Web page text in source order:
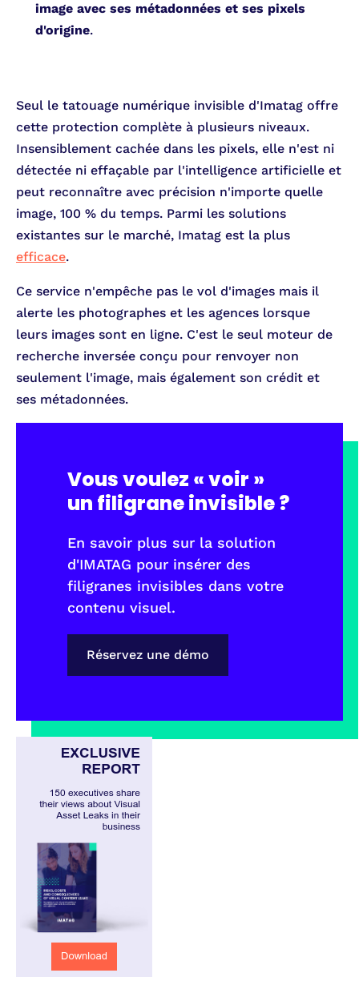
image avec ses métadonnées et ses pixels
d'origine.
Seul le tatouage numérique invisible d'Imatag offre
cette protection complète à plusieurs niveaux.
Insensiblement cachée dans les pixels, elle n'est ni
détectée ni effaçable par l'intelligence artificielle et
peut reconnaître avec précision n'importe quelle
image, 100 % du temps. Parmi les solutions
existantes sur le marché, Imatag est la plus
efficace.
Ce service n'empêche pas le vol d'images mais il
alerte les photographes et les agences lorsque
leurs images sont en ligne. C'est le seul moteur de
recherche inversée conçu pour renvoyer non
seulement l'image, mais également son crédit et
ses métadonnées.
Vous voulez « voir »
un filigrane invisible ?
En savoir plus sur la solution
d'IMATAG pour insérer des
filigranes invisibles dans votre
contenu visuel.
Réservez une démo